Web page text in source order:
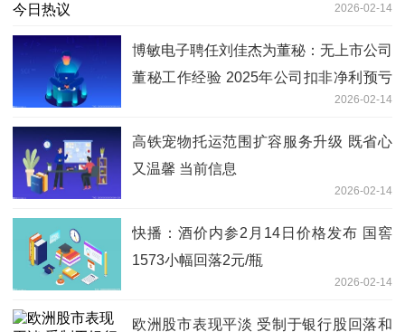
2026-02-14
博敏电子聘任刘佳杰为董秘：无上市公司
董秘工作经验 2025年公司扣非净利预亏
2026-02-14
高铁宠物托运范围扩容服务升级 既省心
又温馨 当前信息
2026-02-14
快播：酒价内参2月14日价格发布 国窖
1573小幅回落2元/瓶
2026-02-14
欧洲股市表现平淡 受制于银行股回落和